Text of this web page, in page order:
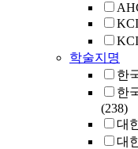
학술지명
한
한
(238)
대
대